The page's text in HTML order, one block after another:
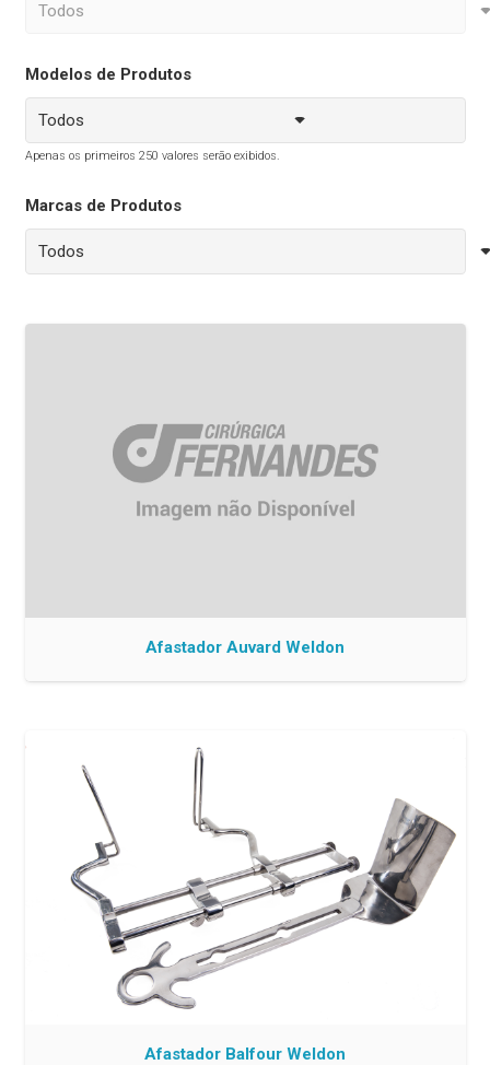
Modelos de Produtos
Apenas os primeiros 250 valores serão exibidos.
Marcas de Produtos
Afastador Auvard Weldon
Afastador Balfour Weldon